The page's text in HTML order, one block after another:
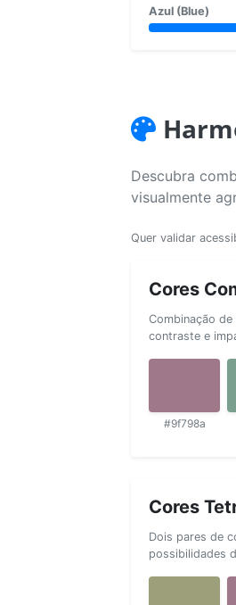
Azul (Blue)
Descubra
visualmente
Quer validar
Cores
Combinação
contraste e
#9f798a
Cores
Dois pares de
possibilidades